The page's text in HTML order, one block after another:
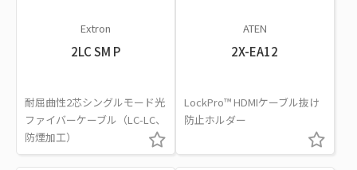
Extron
2LC SM P
耐屈曲性2芯シングルモード光
ファイバーケーブル（LC-LC、
防煙加工）
ATEN
2X-EA12
LockPro™ HDMIケーブル抜け
防止ホルダー